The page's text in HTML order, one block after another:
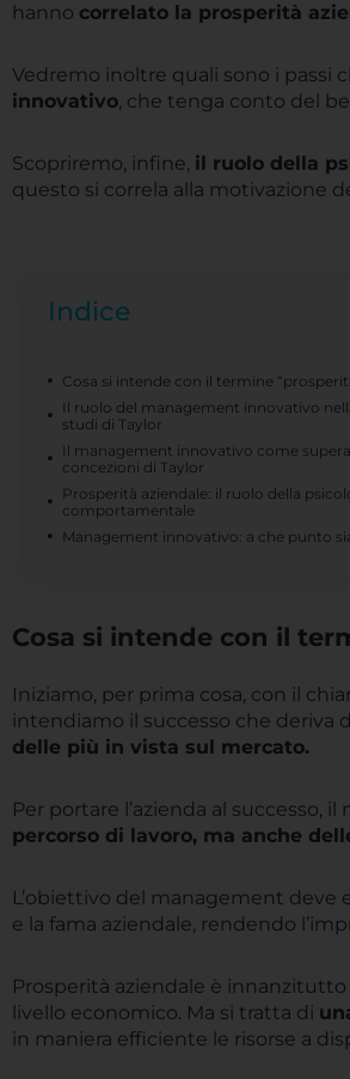
hanno correlato la prosperità
Vedremo inoltre quali sono i passi
innovativo, che tenga conto del
Scopriremo, infine, il ruolo della
questo si correla alla motivazione
Indice
Cosa si intende con il termine
Il ruolo del management innovativo
studi di Taylor
Il management innovativo come
concezioni di Taylor
Prosperità aziendale: il ruolo della
comportamentale
Management innovativo: a che punto
Cosa si intende con il
Iniziamo, per prima cosa, con il
intendiamo il successo che deriva
delle più in vista sul mercato.
Per portare l’azienda al successo,
percorso di lavoro, ma anche
L’obiettivo del management
e la fama aziendale, rendendo
Prosperità aziendale è innanzitutto
livello economico. Ma si tratta di
in maniera efficiente le risorse a